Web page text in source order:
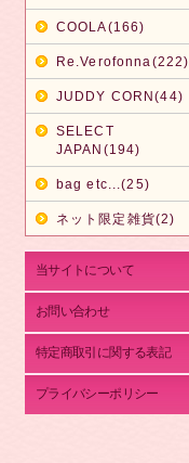
COOLA(166)
Re.Verofonna(222)
JUDDY CORN(44)
SELECT
JAPAN(194)
bag etc...(25)
ネット限定雑貨(2)
当サイトについて
お問い合わせ
特定商取引に関する表記
プライバシーポリシー